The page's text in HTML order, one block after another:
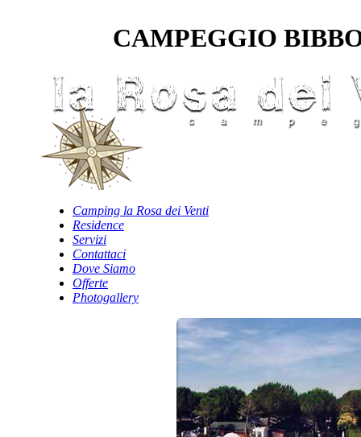
CAMPEGGIO
Camping la Rosa dei Venti
Residence
Servizi
Contattaci
Dove Siamo
Offerte
Photogallery